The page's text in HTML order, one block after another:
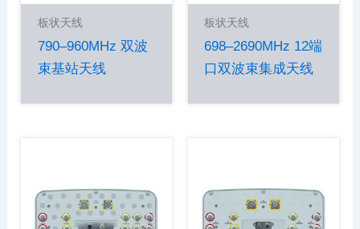
板状天线
790–960MHz 双波
束基站天线
板状天线
698–2690MHz 12端
口双波束集成天线